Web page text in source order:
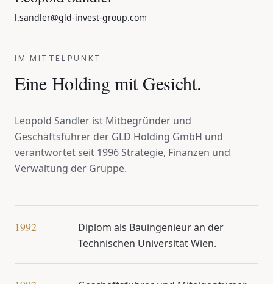
l.sandler@gld-invest-group.com
IM MITTELPUNKT
Eine Holding mit Gesicht.
Leopold Sandler ist Mitbegründer und
Geschäftsführer der GLD Holding GmbH und
verantwortet seit 1996 Strategie, Finanzen und
Verwaltung der Gruppe.
1992
Diplom als Bauingenieur an der
Technischen Universität Wien.